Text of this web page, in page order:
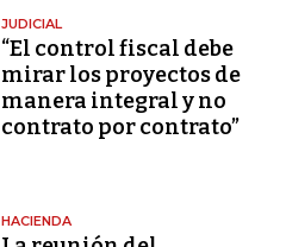
JUDICIAL
“El control fiscal debe
mirar los proyectos de
manera integral y no
contrato por contrato”
HACIENDA